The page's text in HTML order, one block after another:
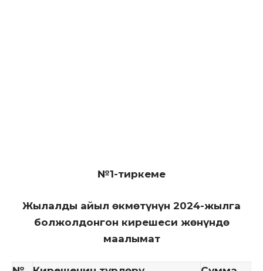
№1-тиркеме
Жылалды айыл өкмөтүнүн 2024-жылга
болжолдонгон кирешеси жөнүндө
маалымат